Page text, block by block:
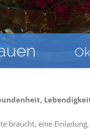
braucht, eine